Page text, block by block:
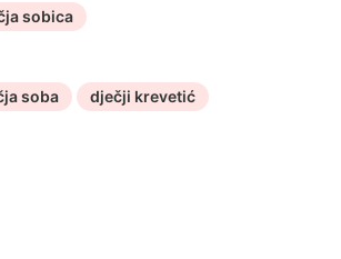
sobica
soba dječji krevetić